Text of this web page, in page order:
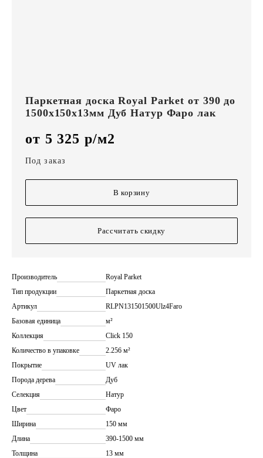
Паркетная доска Royal Parket от 390 до
1500х150х13мм Дуб Натур Фаро лак
от 5 325 р/м2
Под заказ
В корзину
Рассчитать скидку
Производитель
Royal Parket
Тип продукции
Паркетная доска
Артикул
RLPN131501500Ulz4Faro
Базовая единица
м²
Коллекция
Click 150
Количество в упаковке
2.256 м²
Покрытие
UV лак
Порода дерева
Дуб
Селекция
Натур
Цвет
Фаро
Ширина
150 мм
Длина
390-1500 мм
Толщина
13 мм